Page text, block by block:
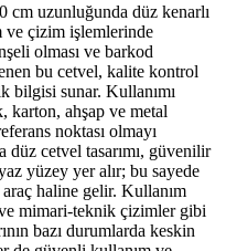
uzunluğunda düz kenarlı
ve çizim işlemlerinde
olması ve barkod
bu cetvel, kalite kontrol
bilgisi sunar. Kullanımı
karton, ahşap ve metal
noktası olmayı
düz cetvel tasarımı, güvenilir
yüzey yer alır; bu sayede
haline gelir. Kullanım
ve mimari-teknik çizimler gibi
bazı durumlarda keskin